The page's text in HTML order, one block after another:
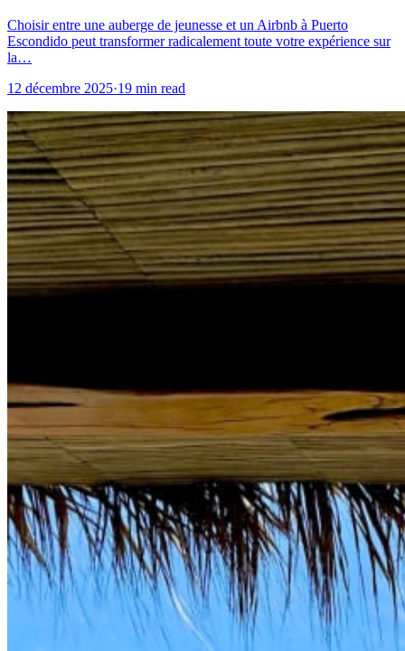
Choisir entre une auberge de jeunesse et un Airbnb à Puerto
Escondido peut transformer radicalement toute votre expérience sur
la…
12 décembre 2025·19 min read